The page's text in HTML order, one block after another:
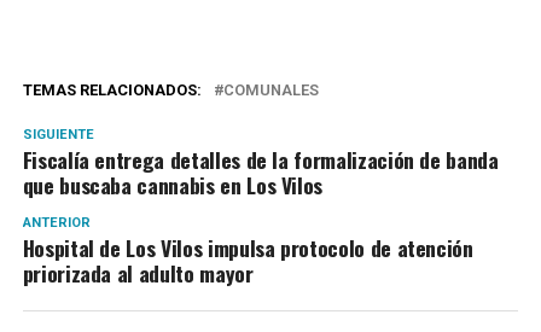
TEMAS RELACIONADOS: COMUNALES
SIGUIENTE
Fiscalía entrega detalles de la formalización de banda
que buscaba cannabis en Los Vilos
ANTERIOR
Hospital de Los Vilos impulsa protocolo de atención
priorizada al adulto mayor